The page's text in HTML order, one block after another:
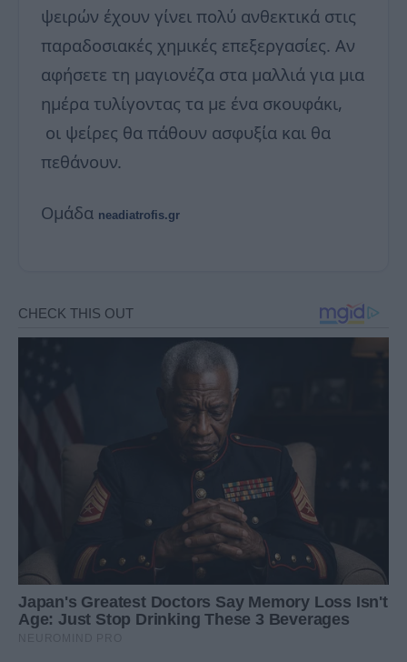
ψειρών έχουν γίνει πολύ ανθεκτικά στις
παραδοσιακές χημικές επεξεργασίες. Αν
αφήσετε τη μαγιονέζα στα μαλλιά για μια
ημέρα τυλίγοντας τα με ένα σκουφάκι,
οι ψείρες θα πάθουν ασφυξία και θα
πεθάνουν.
Ομάδα neadiatrofis.gr